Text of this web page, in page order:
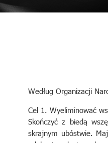
Według Organizacji
Cel 1. Wyeliminować
Skończyć z biedą
skrajnym ubóstwie.